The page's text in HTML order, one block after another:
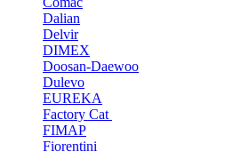
Dalian
Delvir
DIMEX
Doosan-Daewoo
Dulevo
EUREKA
Factory Cat
FIMAP
Fiorentini